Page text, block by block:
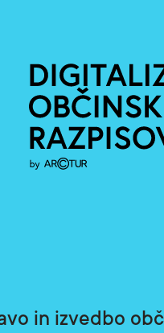
in izvedbo